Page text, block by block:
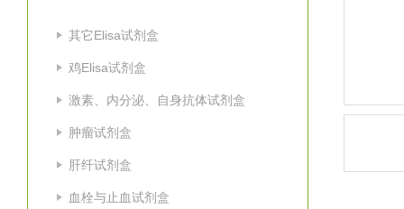
其它Elisa试剂盒
鸡Elisa试剂盒
激素、内分泌、自身抗体试剂盒
肿瘤试剂盒
肝纤试剂盒
血栓与止血试剂盒